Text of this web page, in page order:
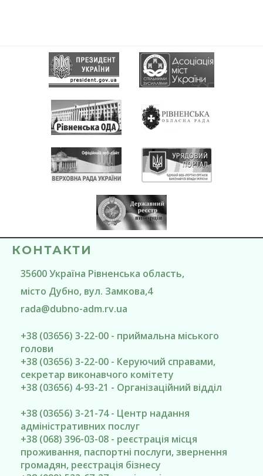
КОНТАКТИ
35600Україна Рівненська область,
місто Дубно, вул. Замкова,4
rada@dubno-adm.rv.ua
+38 (03656) 3-22-00 - приймальна міського
голови
+38 (03656) 3-22-00 - Керуючий справами,
секретар виконавчого комітету
+38 (03656) 4-93-21 - Організаційний відділ
+38 (03656) 3-21-74 - Центр надання
адміністративних послуг
+38 (068) 396-03-08 - реєстрація місця
проживання, паспортні послуги, звернення
громадян, реєстрація бізнесу